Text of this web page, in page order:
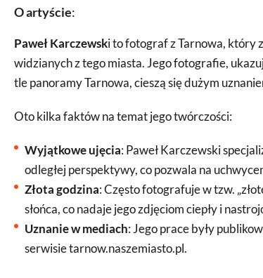
O artyście:
Paweł Karczewski to fotograf z Tarnowa, który
widzianych z tego miasta. Jego fotografie,
tle panoramy Tarnowa, cieszą się dużym
Oto kilka faktów na temat jego twórczości:
Wyjątkowe ujęcia: Paweł Karczewski
odległej perspektywy, co pozwala na
Złota godzina: Często fotografuje w tzw.
słońca, co nadaje jego zdjęciom ciepły i
Uznanie w mediach: Jego prace były
serwisie tarnow.naszemiasto.pl.